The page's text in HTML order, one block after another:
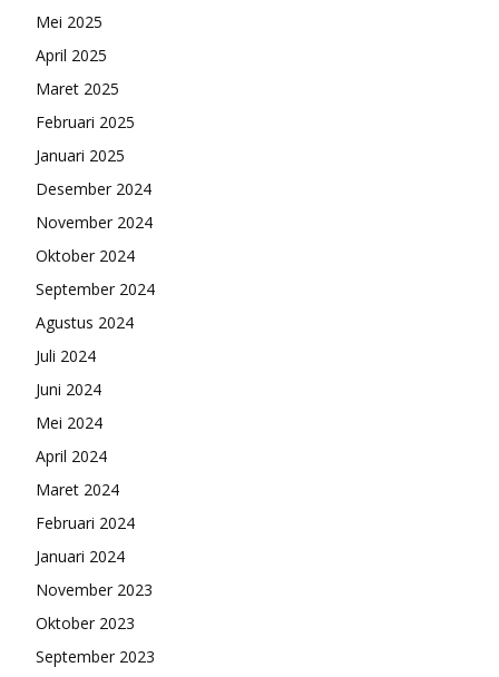
Mei 2025
April 2025
Maret 2025
Februari 2025
Januari 2025
Desember 2024
November 2024
Oktober 2024
September 2024
Agustus 2024
Juli 2024
Juni 2024
Mei 2024
April 2024
Maret 2024
Februari 2024
Januari 2024
November 2023
Oktober 2023
September 2023